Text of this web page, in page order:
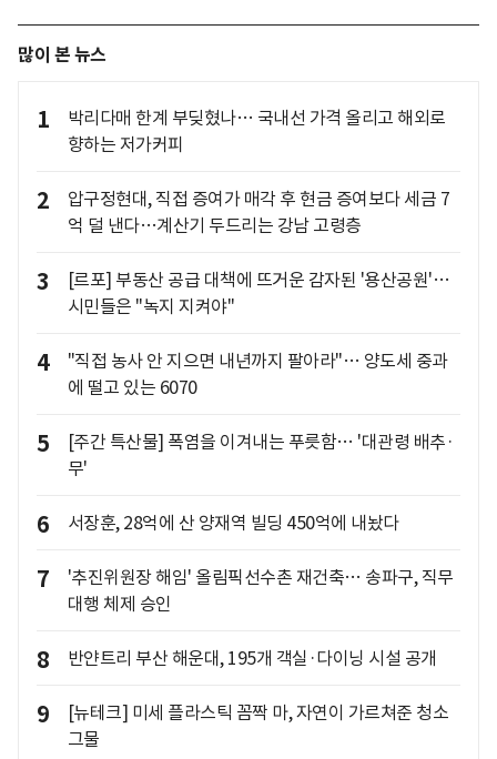
많이 본 뉴스
1
박리다매 한계 부딪혔나… 국내선 가격 올리고 해외로
향하는 저가커피
2
압구정현대, 직접 증여가 매각 후 현금 증여보다 세금 7
억 덜 낸다…계산기 두드리는 강남 고령층
3
[르포] 부동산 공급 대책에 뜨거운 감자된 '용산공원'…
시민들은 "녹지 지켜야"
4
"직접 농사 안 지으면 내년까지 팔아라"… 양도세 중과
에 떨고 있는 6070
5
[주간 특산물] 폭염을 이겨내는 푸릇함… '대관령 배추·
무'
6 서장훈, 28억에 산 양재역 빌딩 450억에 내놨다
7
'추진위원장 해임' 올림픽선수촌 재건축… 송파구, 직무
대행 체제 승인
8 반얀트리 부산 해운대, 195개 객실·다이닝 시설 공개
9
[뉴테크] 미세 플라스틱 꼼짝 마, 자연이 가르쳐준 청소
그물